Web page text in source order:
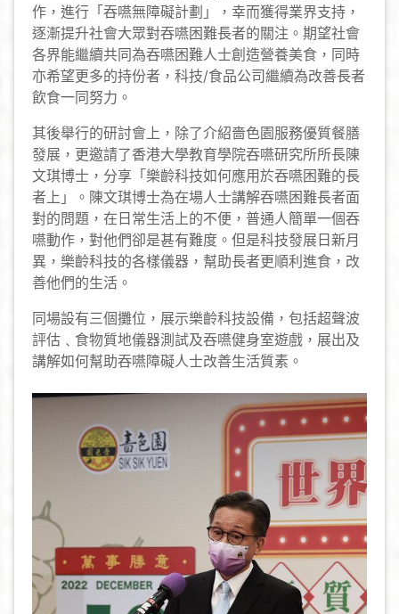
作，進行「吞嚥無障礙計劃」，幸而獲得業界支持，
逐漸提升社會大眾對吞嚥困難長者的關注。期望社會
各界能繼續共同為吞嚥困難人士創造營養美食，同時
亦希望更多的持份者，科技/食品公司繼續為改善長者
飲食一同努力。
其後舉行的研討會上，除了介紹嗇色園服務優質餐膳
發展，更邀請了香港大學教育學院吞嚥研究所所長陳
文琪博士，分享「樂齡科技如何應用於吞嚥困難的長
者上」。陳文琪博士為在場人士講解吞嚥困難長者面
對的問題，在日常生活上的不便，普通人簡單一個吞
嚥動作，對他們卻是甚有難度。但是科技發展日新月
異，樂齡科技的各樣儀器，幫助長者更順利進食，改
善他們的生活。
同場設有三個攤位，展示樂齡科技設備，包括超聲波
評估﹑食物質地儀器測試及吞嚥健身室遊戲，展出及
講解如何幫助吞嚥障礙人士改善生活質素。